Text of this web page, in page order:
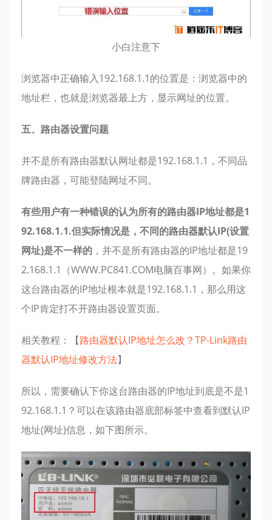
小白注意下
浏览器中正确输入192.168.1.1的位置是：浏览器中的
地址栏，也就是浏览器最上方，显示网址的位置。
五、路由器设置问题
并不是所有路由器默认网址都是192.168.1.1，不同品
牌路由器，可能登陆网址不同。
有些用户有一种错误的认为所有的路由器IP地址都是1
92.168.1.1.但实际情况是，不同的路由器默认IP(设置
网址)是不一样的 ，并不是所有路由器的IP地址都是19
2.168.1.1（WWW.PC841.COM电脑百事网）。如果你
这台路由器的IP地址根本就是192.168.1.1，那么用这
个IP肯定打不开路由器设置页面。
相关教程：【路由器默认IP地址怎么改？TP-Link路由
器默认IP地址修改方法】
所以，需要确认下你这台路由器的IP地址到底是不是1
92.168.1.1？可以在该路由器底部标签中查看到默认IP
地址(网址)信息，如下图所示。